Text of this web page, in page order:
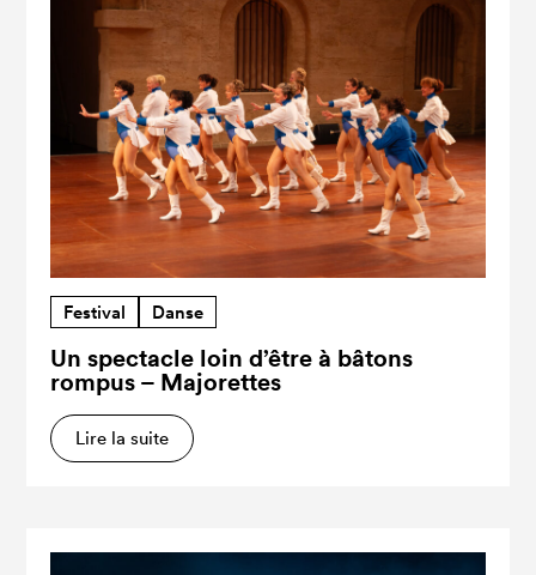
Festival Danse
Un spectacle loin d’être à bâtons
rompus – Majorettes
Lire la suite